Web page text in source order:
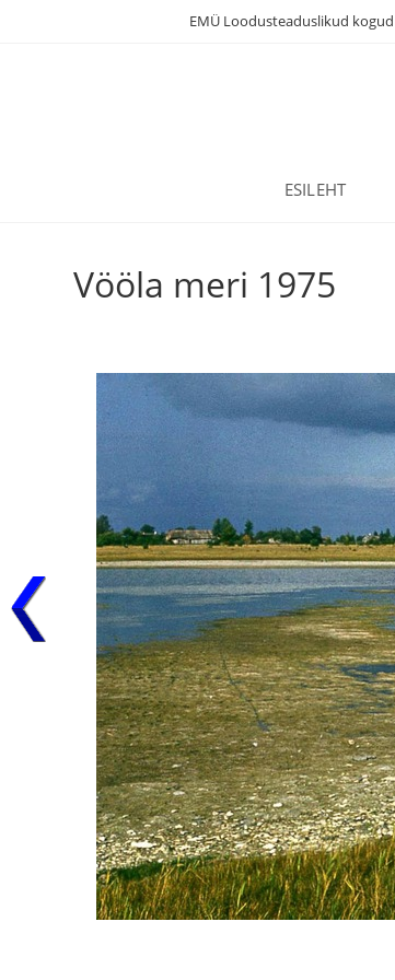
EMÜ Loodusteaduslikud kogud
ESILEHT
Vööla meri 1975